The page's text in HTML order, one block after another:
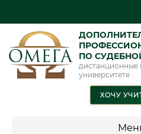
ПО
дистанционные
университете
ХОЧУ